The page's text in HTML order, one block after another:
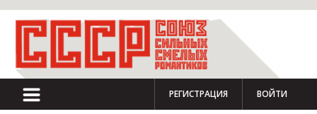
РЕГИСТРАЦИЯ ВОЙТИ